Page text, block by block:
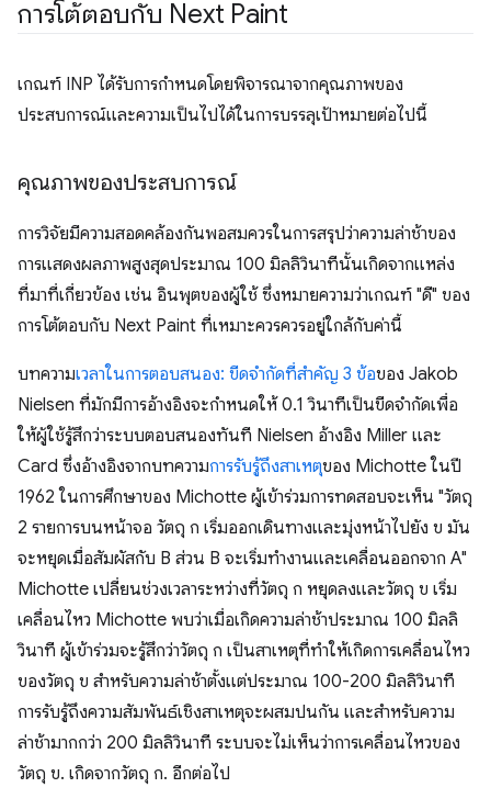
การโต้ตอบกับ Next Paint
เกณฑ์ INP ได้รับการกําหนดโดยพิจารณาจากคุณภาพของ
ประสบการณ์และความเป็นไปได้ในการบรรลุเป้าหมายต่อไปนี้
คุณภาพของประสบการณ์
การวิจัยมีความสอดคล้องกันพอสมควรในการสรุปว่าความล่าช้าของ
การแสดงผลภาพสูงสุดประมาณ 100 มิลลิวินาทีนั้นเกิดจากแหล่ง
ที่มาที่เกี่ยวข้อง เช่น อินพุตของผู้ใช้ ซึ่งหมายความว่าเกณฑ์ "ดี" ของ
การโต้ตอบกับ Next Paint ที่เหมาะควรควรอยู่ใกล้กับค่านี้
บทความเวลาในการตอบสนอง: ขีดจํากัดที่สําคัญ 3 ข้อของ Jakob
Nielsen ที่มักมีการอ้างอิงจะกําหนดให้ 0.1 วินาทีเป็นขีดจํากัดเพื่อ
ให้ผู้ใช้รู้สึกว่าระบบตอบสนองทันที Nielsen อ้างอิง Miller และ
Card ซึ่งอ้างอิงจากบทความการรับรู้ถึงสาเหตุของ Michotte ในปี
1962 ในการศึกษาของ Michotte ผู้เข้าร่วมการทดสอบจะเห็น "วัตถุ
2 รายการบนหน้าจอ วัตถุ ก เริ่มออกเดินทางและมุ่งหน้าไปยัง ข มัน
จะหยุดเมื่อสัมผัสกับ B ส่วน B จะเริ่มทำงานและเคลื่อนออกจาก A"
Michotte เปลี่ยนช่วงเวลาระหว่างที่วัตถุ ก หยุดลงและวัตถุ ข เริ่ม
เคลื่อนไหว Michotte พบว่าเมื่อเกิดความล่าช้าประมาณ 100 มิลลิ
วินาที ผู้เข้าร่วมจะรู้สึกว่าวัตถุ ก เป็นสาเหตุที่ทำให้เกิดการเคลื่อนไหว
ของวัตถุ ข สำหรับความล่าช้าตั้งแต่ประมาณ 100-200 มิลลิวินาที
การรับรู้ถึงความสัมพันธ์เชิงสาเหตุจะผสมปนกัน และสำหรับความ
ล่าช้ามากกว่า 200 มิลลิวินาที ระบบจะไม่เห็นว่าการเคลื่อนไหวของ
วัตถุ ข. เกิดจากวัตถุ ก. อีกต่อไป